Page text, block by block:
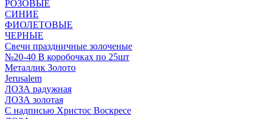
РОЗОВЫЕ
СИНИЕ
ФИОЛЕТОВЫЕ
ЧЕРНЫЕ
Свечи праздничные золоченые
№20-40 В коробочках по 25шт
Металлик Золото
Jerusalem
ЛОЗА радужная
ЛОЗА золотая
С надписью Христос Воскресе